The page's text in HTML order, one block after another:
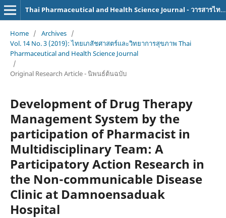
Thai Pharmaceutical and Health Science Journal - วารสารไทยเภสัชศาสตร์และวิทยาการสุขภาพ
Home / Archives /
Vol. 14 No. 3 (2019): ไทยเภสัชศาสตร์และวิทยาการสุขภาพ Thai
Pharmaceutical and Health Science Journal
/
Original Research Article - นิพนธ์ต้นฉบับ
Development of Drug Therapy
Management System by the
participation of Pharmacist in
Multidisciplinary Team: A
Participatory Action Research in
the Non-communicable Disease
Clinic at Damnoensaduak
Hospital